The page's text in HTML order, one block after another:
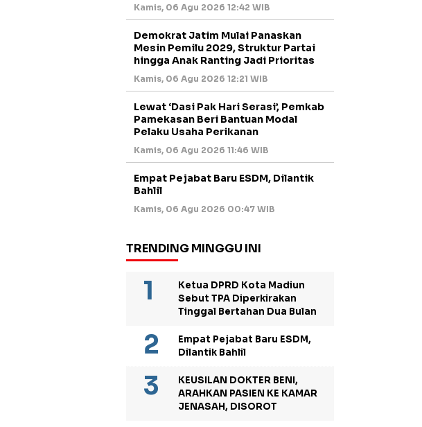
Kamis, 06 Agu 2026 12:42 WIB
Demokrat Jatim Mulai Panaskan
Mesin Pemilu 2029, Struktur Partai
hingga Anak Ranting Jadi Prioritas
Kamis, 06 Agu 2026 12:21 WIB
Lewat ‘Dasi Pak Hari Serasi’, Pemkab
Pamekasan Beri Bantuan Modal
Pelaku Usaha Perikanan
Kamis, 06 Agu 2026 11:46 WIB
Empat Pejabat Baru ESDM, Dilantik
Bahlil
Kamis, 06 Agu 2026 00:47 WIB
TRENDING MINGGU INI
Ketua DPRD Kota Madiun
Sebut TPA Diperkirakan
Tinggal Bertahan Dua Bulan
Empat Pejabat Baru ESDM,
Dilantik Bahlil
KEUSILAN DOKTER BENI,
ARAHKAN PASIEN KE KAMAR
JENASAH, DISOROT